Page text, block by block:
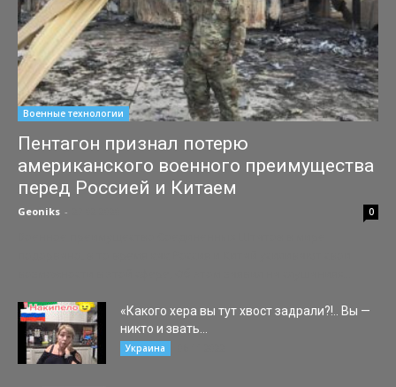
Военные технологии
Пентагон признал потерю
американского военного преимущества
перед Россией и Китаем
Geoniks - 0
«Какого хера вы тут хвост задрали?!.. Вы —
никто и звать...
Украина